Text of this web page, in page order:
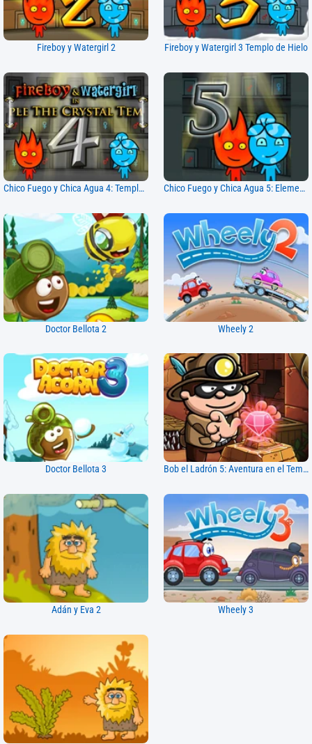
Fireboy y Watergirl 2 Fireboy y Watergirl 3 Templo de Hielo
Chico Fuego y Chica Agua 4: Templo de Cristal Chico Fuego y Chica Agua 5: Elementos
Doctor Bellota 2 Wheely 2
Doctor Bellota 3 Bob el Ladrón 5: Aventura en el Templo
Adán y Eva 2 Wheely 3